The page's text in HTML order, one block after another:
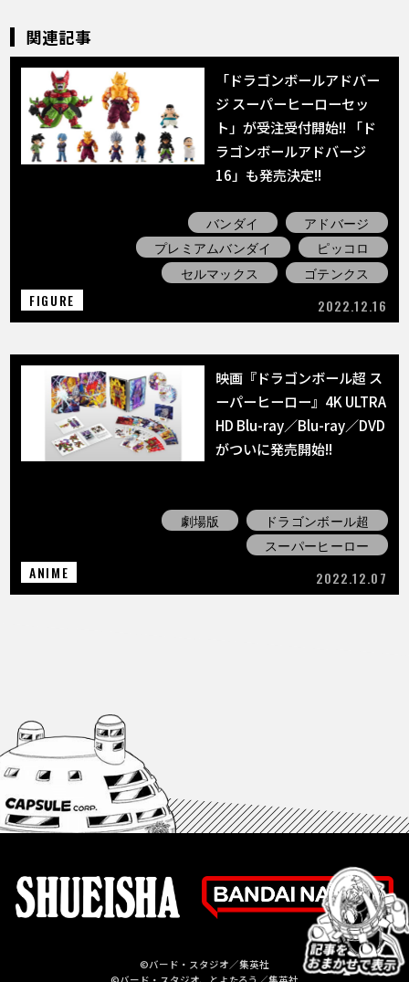
関連記事
「ドラゴンボールアドバー
ジ スーパーヒーローセッ
ト」が受注受付開始!! 「ド
ラゴンボールアドバージ
16」も発売決定!!
バンダイ
アドバージ
プレミアムバンダイ
ピッコロ
セルマックス
ゴテンクス
FIGURE
2022.12.16
映画『ドラゴンボール超 ス
ーパーヒーロー』4K ULTRA
HD Blu-ray／Blu-ray／DVD
がついに発売開始!!
劇場版
ドラゴンボール超
スーパーヒーロー
ANIME
2022.12.07
©バード・スタジオ／集英社